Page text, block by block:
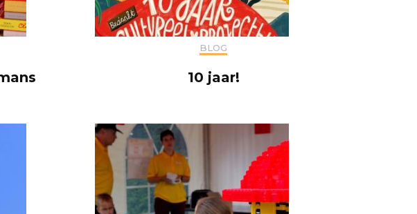
BLOG
10 jaar!